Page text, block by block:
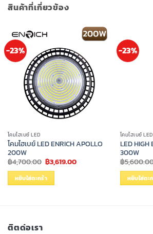
สินค้าที่เกี่ยวข้อง
-23%
โคมไฮเบย์ LED
โคมไฮเบย์ LED ENRICH APOLLO
200W
฿4,700.00 Original
price
was:
฿4,700.00.
฿3,619.00Current
หยิบใส่ตะกร้า
-23%
โคมไฮเบย์ LED
LED HIGH
300W
฿
หยิบใส่ตะ
ติตด่อเรา